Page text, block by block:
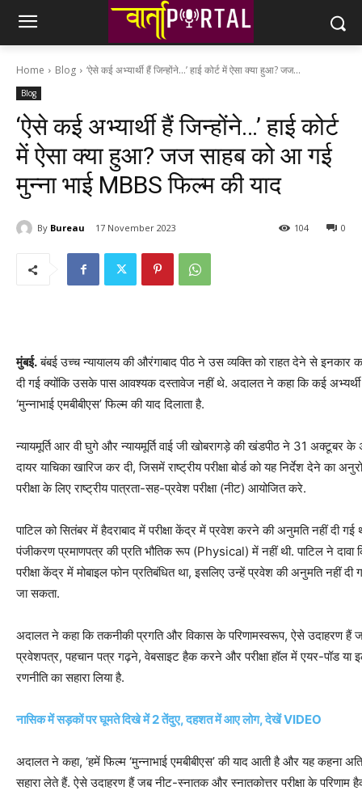
Home Blog ‘ऐसे कई अभ्‍यार्थी हैं जिन्‍होंने…’ हाई कोर्ट में ऐसा क्‍या हुआ? जज...
Blog
‘ऐसे कई अभ्‍यार्थी हैं जिन्‍होंने…’ हाई कोर्ट
में ऐसा क्‍या हुआ? जज साहब को आ गई
मुन्‍ना भाई MBBS फिल्‍म की याद
By Bureau 17 November 2023 0
104
मुंबई.बंबई उच्च न्यायालय की औरंगाबाद पीठ ने उस व्यक्ति को राहत देने से इनकार
दी गई क्योंकि उसके पास आवश्यक दस्तावेज नहीं थे. अदालत ने कहा कि कई
‘मुन्नाभाई एमबीबीएस’ फिल्म की याद दिलाता है.
न्यायमूर्ति आर वी घुगे और न्यायमूर्ति वाई जी खोबरागड़े की खंडपीठ ने 31 अक्टूबर
दायर याचिका खारिज कर दी, जिसमें राष्ट्रीय परीक्षा बोर्ड को यह निर्देश देने
परीक्षा के लिए राष्ट्रीय पात्रता-सह-प्रवेश परीक्षा (नीट) आयोजित करे.
पाटिल को सितंबर में हैदराबाद में परीक्षा केंद्र में प्रवेश करने की अनुमति नहीं दी गई
पंजीकरण प्रमाणपत्र की प्रति भौतिक रूप (Physical) में नहीं थी. पाटिल ने
परीक्षा केंद्र में मोबाइल फोन प्रतिबंधित था, इसलिए उन्हें प्रवेश की अनुमति नहीं दी
जा सकता.
अदालत ने कहा कि तकनीकी प्रगति और विकास के परिणामस्वरूप, ऐसे उदाहरण हैं
प्रवेशपत्र, पहचान पत्र गढ़ने, वेबसाइट हैक करने और परीक्षा हॉल में एयर-पॉड या
रणनीति का सहारा लिया है.
नासिक में सड़कों पर घूमते दिखे में 2 तेंदुए, दहशत में आए लोग, देखें VIDEO
अदालत ने कहा, ‘हमें फिल्म ‘मुन्नाभाई एमबीबीएस’ की याद आती है और यह कहना
सहारा लेते हैं. ऐसे उदाहरण हैं जब नीट-स्नातक और स्नातकोत्तर परीक्षा के परिणाम